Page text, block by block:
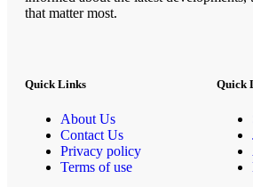
that matter most.
Quick Links
About Us
Contact Us
Privacy policy
Terms of use
Quick